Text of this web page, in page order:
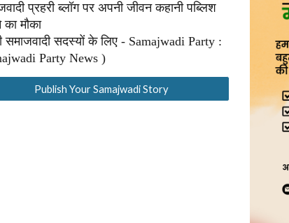
प्रहरी ब्लॉग पर अपनी जीवन कहानी पब्लिश
मौका
समाजवादी सदस्यों के लिए - Samajwadi Party :
Party News )
Publish Your Samajwadi Story